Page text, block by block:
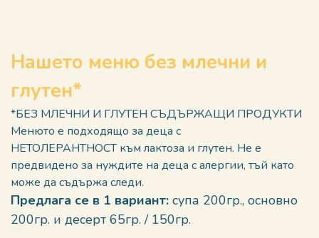
Нашето меню без млечни и
глутен*
*БЕЗ МЛЕЧНИ И ГЛУТЕН СЪДЪРЖАЩИ ПРОДУКТИ
Менюто е подходящо за деца с
НЕТОЛЕРАНТНОСТ към лактоза и глутен. Не е
предвидено за нуждите на деца с алергии, тъй като
може да съдържа следи.
Предлага се в 1 вариант: супа 200гр., основно
200гр. и десерт 65гр. / 150гр.